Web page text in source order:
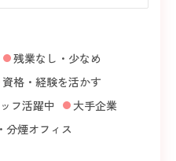
残業なし・少なめ
資格・経験を活かす
フ活躍中
大手企業
分煙オフィス